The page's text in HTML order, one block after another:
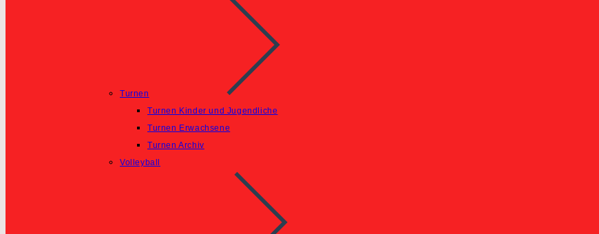
Turnen
Turnen Kinder und Jugendliche
Turnen Erwachsene
Turnen Archiv
Volleyball